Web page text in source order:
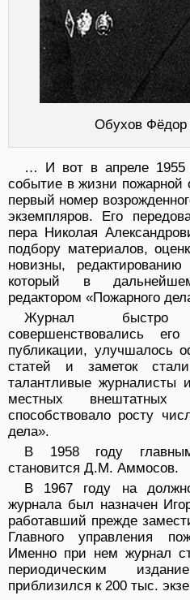
Обухов Фёдор
… И вот в апреле 1955
событие в жизни
первый номер
экземпляров. Его
пера Николая
подбору материалов,
новизны,
который в
редактором «Пожарного
Журнал
совершенствовались
публикации, улучшалось
статей и заметок
талантливые журналисты
местных внештатных
способствовало росту
дела».
В 1958 году
становится Д.М. Аммосов.
В 1967 году на
журнала был назначен
работавший прежде
Главного управления
Именно при нем журнал
периодическим
приблизился к 200 тыс.